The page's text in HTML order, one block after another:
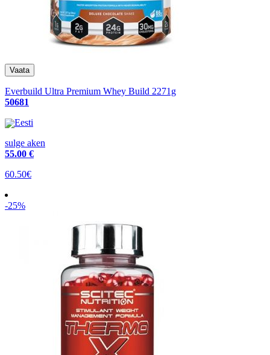
Everbuild Ultra Premium Whey Build 2271g
50681
Eesti
sulge aken
55.00 €
60.50€
-25%